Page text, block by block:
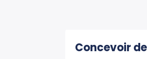
Concevoir